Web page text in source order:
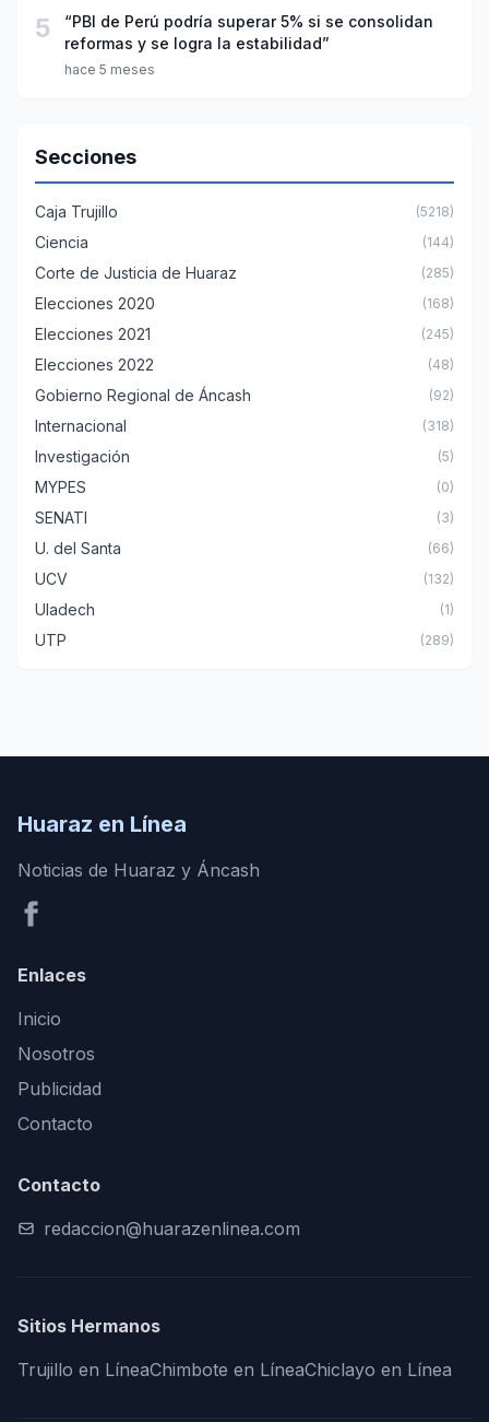
5
“PBI de Perú podría superar 5% si se consolidan
reformas y se logra la estabilidad”
hace 5 meses
Secciones
Caja Trujillo (5218)
Ciencia (144)
Corte de Justicia de Huaraz (285)
Elecciones 2020 (168)
Elecciones 2021 (245)
Elecciones 2022 (48)
Gobierno Regional de Áncash (92)
Internacional (318)
Investigación (5)
MYPES (0)
SENATI (3)
U. del Santa (66)
UCV (132)
Uladech (1)
UTP (289)
Huaraz en Línea
Noticias de Huaraz y Áncash
Enlaces
Inicio
Nosotros
Publicidad
Contacto
Contacto
redaccion@huarazenlinea.com
Sitios Hermanos
Trujillo en LíneaChimbote en LíneaChiclayo en Línea